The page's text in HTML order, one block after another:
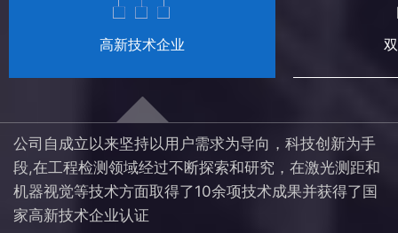
高新技术企业
公司自成立以来坚持以用户需求为导向，科技创新为手
段,在工程检测领域经过不断探索和研究，在激光测距和
机器视觉等技术方面取得了10余项技术成果并获得了国
家高新技术企业认证